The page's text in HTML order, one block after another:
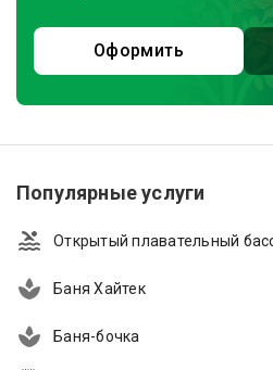
Оформить
Популярные услуги
Открытый плавательный
Баня Хайтек
Баня-бочка